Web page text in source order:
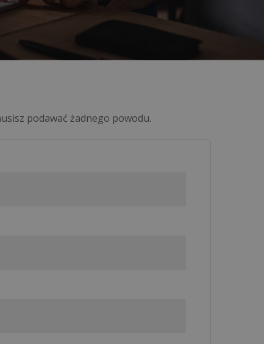
podawać żadnego powodu.